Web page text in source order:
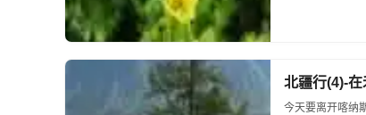
北疆行(4)-
今天要离开喀纳